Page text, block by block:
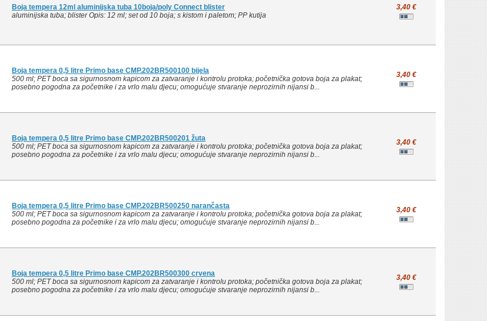
Boja tempera 12ml aluminijska tuba 10boja/poly Connect blister
aluminijska tuba; blister Opis: 12 ml; set od 10 boja; s kistom i paletom; PP kutija
3,40 €
Boja tempera 0,5 litre Primo base CMP.202BR500100 bijela
500 ml; PET boca sa sigurnosnom kapicom za zatvaranje i kontrolu protoka; početnička gotova boja za plakat;
posebno pogodna za početnike i za vrlo malu djecu; omogućuje stvaranje neprozirnih nijansi b...
3,40 €
Boja tempera 0,5 litre Primo base CMP.202BR500201 žuta
500 ml; PET boca sa sigurnosnom kapicom za zatvaranje i kontrolu protoka; početnička gotova boja za plakat;
posebno pogodna za početnike i za vrlo malu djecu; omogućuje stvaranje neprozirnih nijansi b...
3,40 €
Boja tempera 0,5 litre Primo base CMP.202BR500250 narančasta
500 ml; PET boca sa sigurnosnom kapicom za zatvaranje i kontrolu protoka; početnička gotova boja za plakat;
posebno pogodna za početnike i za vrlo malu djecu; omogućuje stvaranje neprozirnih nijansi b...
3,40 €
Boja tempera 0,5 litre Primo base CMP.202BR500300 crvena
500 ml; PET boca sa sigurnosnom kapicom za zatvaranje i kontrolu protoka; početnička gotova boja za plakat;
posebno pogodna za početnike i za vrlo malu djecu; omogućuje stvaranje neprozirnih nijansi b...
3,40 €